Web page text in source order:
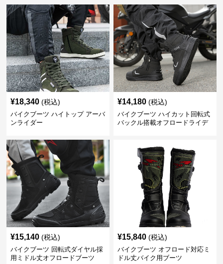
¥18,340 (税込)
バイクブーツ ハイトップ アーバ
ンライダー
¥14,180 (税込)
バイクブーツ ハイカット回転式
バックル搭載オフロードライデ
¥15,140 (税込)
バイクブーツ 回転式ダイヤル採
用ミドル丈オフロードブーツ
¥15,840 (税込)
バイクブーツ オフロード対応ミ
ドル丈バイク用ブーツ